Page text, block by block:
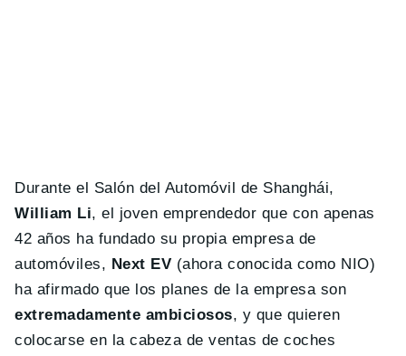
Durante el Salón del Automóvil de Shanghái,
William Li, el joven emprendedor que con apenas
42 años ha fundado su propia empresa de
automóviles, Next EV (ahora conocida como NIO)
ha afirmado que los planes de la empresa son
extremadamente ambiciosos, y que quieren
colocarse en la cabeza de ventas de coches